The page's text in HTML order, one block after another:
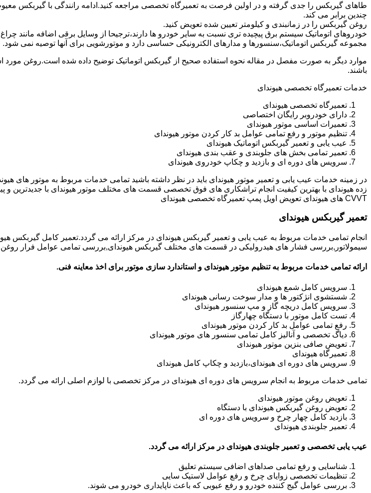
طاهای گیربکس را جدی گرفته و در اولین فرصت به تعمیرگاه تخصصی مراجعه کنید.ادامه رانندگی با گیربکس
چندین برابر می کند.
روغن گیربکس را در زمانبندی و کیلومتر تعیین شده تعویض کنید.
خودروهای اتوماتیک سیستم برق پیچیده تری نسبت به سایر خودرو ها دارند،ترجیحا از وسایل برقی اضافه مانند
مجموعه گیربکس اتوماتیک،سنسورها و مدارهای الکترونیکی حساسی دارد و موتورشویی برای آنها توصیه نمی شود.
باشند.
خدمات تعمیرگاه تخصصی هیوندای
تعمیرگاه تخصصی هیوندای
دارای خودروبر رایگان اختصاصی
تعمیرات اساسی موتور هیوندای
تنظیم موتور و رفع تمامی عوامل بد کار کردن موتور هیوندای
عیب یابی و تعمیر گیربکس اتوماتیک هیوندای
تعمیر تمامی بخش های جلوبندی و عقب بندی هیوندای
سرویس های دوره ای و بازدید و چکاپ خودروی هیوندای
در زمینه خدمات عیب یابی و تعمیر موتور هیوندای باید در نظر داشته باشید تمامی خدمات مربوط به موتور های
زده هیوندای با بهترین کیفیت انجام تراشکاری های فوق تخصصی قسمت های مختلف موتور هیوندای با جدیدترین
CVVT های هیوندای تعویض اویل پمپ تعمیرگاه تخصصی هیوندای
تعمیر گیربکس هیوندای
انجام تمامی خدمات مربوط به عیب یابی و تعمیر گیربکس هیوندای در مرکز ارائه می گردد.تعمیر کامل
سیمولاتور,بررسی فشار های هیدرولیکی در قسمت های مختلف گیربکس هیوندای,بررسی تمامی عوامل فرار
ارائه تمامی خدمات مربوط به تنظیم موتور هیوندای و استاندارد سازی موتور برای اخذ معاینه فنی.
سرویس کامل شمع هیوندای
شستشوی انژکتور ها و مدار سوخت رسانی هیوندای
سرویس کامل دریچه گاز و مپ سنسور هیوندای
تست کامل موتور با دستگاه چهارگاز
رفع تمامی عوامل بد کار کردن موتور هیوندای
دیاگ تخصصی و آنالیز کامل تمامی سنسور های موتور هیوندای
تعویض صافی بنزین موتور هیوندای
تعمیرگاه هیوندای
سرویس های دوره ای هیوندای،بازدید و چکاپ کامل هیوندای
تمامی خدمات مربوط به انجام سرویس های دوره ای هیوندای در مرکز تخصصی با لوازم اصلی ارائه می گردد.
تعویض روغن موتور هیوندای
تعویض روغن گیربکس هیوندای با دستگاه
بازدید کامل چهار چرخ و سرویس های دوره ای
تعمیر جلوبندی هیوندای
عیب یابی تخصصی و تعمیر جلوبندی هیوندای در مرکز ارائه می گردد.
شناسایی و رفع تمامی صداهای اضافی سیستم تعلیق
تنظیمات تخصصی زوایای چرخ و رفع عوامل لاستیک سایی
بررسی عوامل گیج کننده خودرو و رفع عیوبی که باعث ناپایداری خودرو می شوند.